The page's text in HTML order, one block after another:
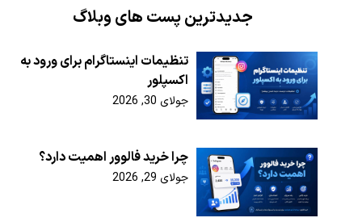
جدیدترین پست های وبلاگ
تنظیمات اینستاگرام برای ورود به
اکسپلور
جولای 30, 2026
چرا خرید فالوور اهمیت دارد؟
جولای 29, 2026